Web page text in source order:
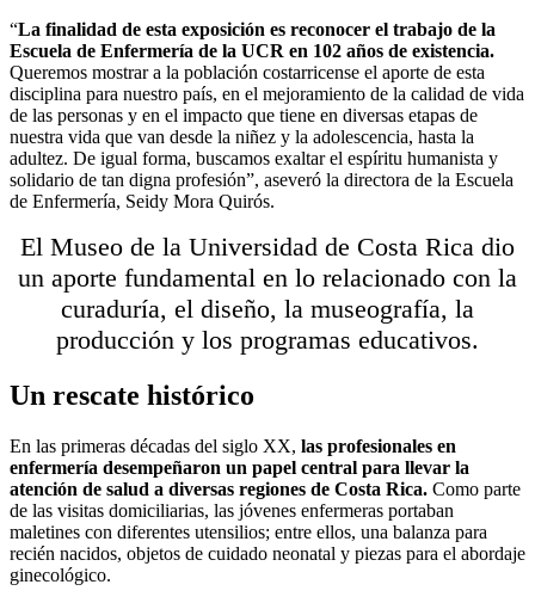
“La finalidad de esta exposición es reconocer el trabajo de la
Escuela de Enfermería de la UCR en 102 años de existencia.
Queremos mostrar a la población costarricense el aporte de esta
disciplina para nuestro país, en el mejoramiento de la calidad de vida
de las personas y en el impacto que tiene en diversas etapas de
nuestra vida que van desde la niñez y la adolescencia, hasta la
adultez. De igual forma, buscamos exaltar el espíritu humanista y
solidario de tan digna profesión”, aseveró la directora de la Escuela
de Enfermería, Seidy Mora Quirós.
El Museo de la Universidad de Costa Rica dio
un aporte fundamental en lo relacionado con la
curaduría, el diseño, la museografía, la
producción y los programas educativos.
Un rescate histórico
En las primeras décadas del siglo XX, las profesionales en
enfermería desempeñaron un papel central para llevar la
atención de salud a diversas regiones de Costa Rica. Como parte
de las visitas domiciliarias, las jóvenes enfermeras portaban
maletines con diferentes utensilios; entre ellos, una balanza para
recién nacidos, objetos de cuidado neonatal y piezas para el abordaje
ginecológico.